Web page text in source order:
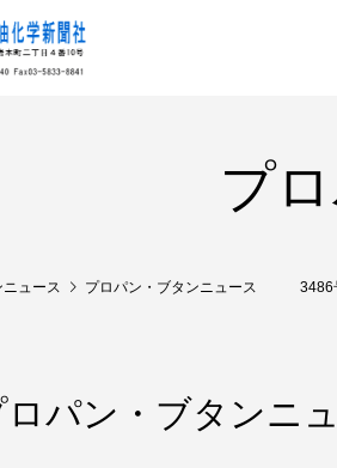
プ
ュース プロパン・ブタンニュース 3486
ロパン・ブタン